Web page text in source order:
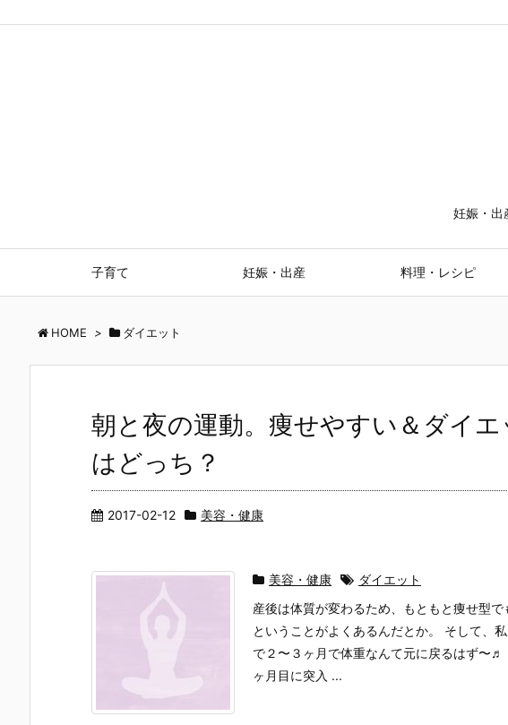
妊娠・出
子育て 妊娠・出産 料理・レシピ
HOME > ダイエット
朝と夜の運動。痩せやすい＆ダイ
はどっち？
2017-02-12 美容・健康
美容・健康
ダイエット
産後は体質が変わるため、もともと痩せ型
ということがよくあるんだとか。 そして、
で２〜３ヶ月で体重なんて元に戻るはず〜
ヶ月目に突入 ...